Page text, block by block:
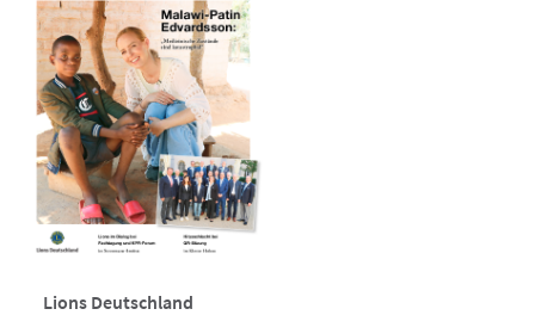
Lions Deutschland